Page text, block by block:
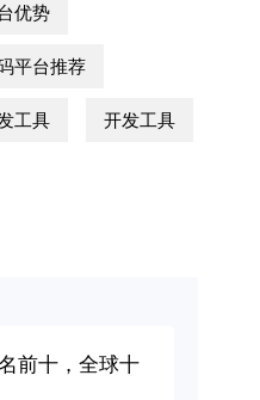
优势
平台推荐
工具 开发工具
前十，全球十